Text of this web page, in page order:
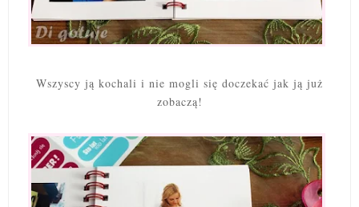
Wszyscy ją kochali i nie mogli się doczekać jak ją już
zobaczą!